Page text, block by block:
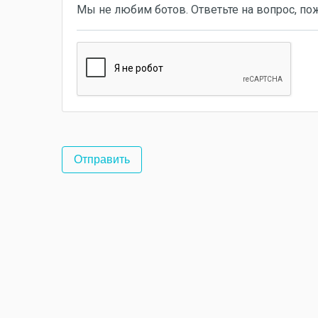
Мы не любим ботов. Ответьте на вопрос,